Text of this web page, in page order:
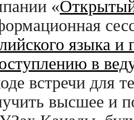
«
языка и
в
встречи для
высшее и